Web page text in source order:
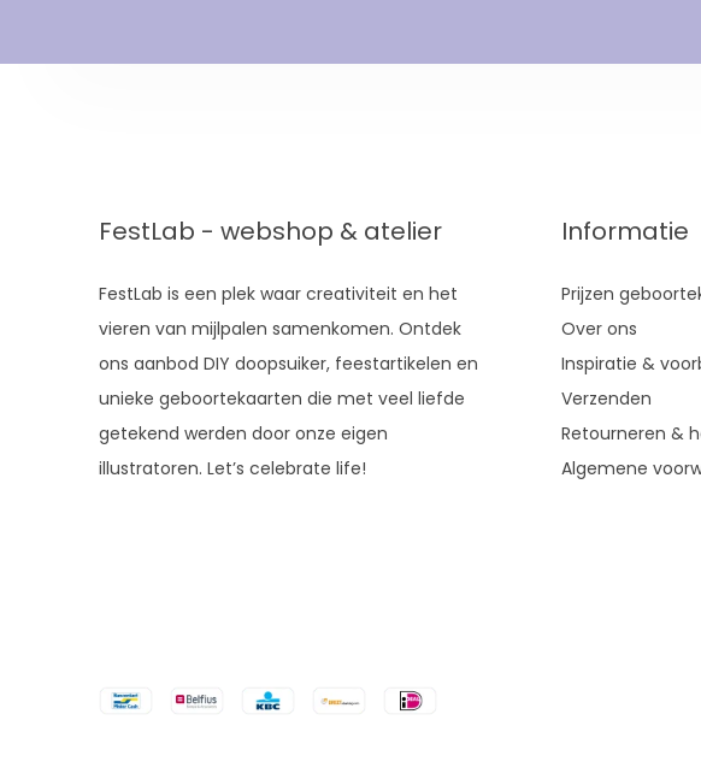
FestLab - webshop & atelier
FestLab is een plek waar creativiteit en het
vieren van mijlpalen samenkomen. Ontdek
ons aanbod DIY doopsuiker, feestartikelen en
unieke geboortekaarten die met veel liefde
getekend werden door onze eigen
illustratoren. Let’s celebrate life!
Informatie
Prijzen
Over ons
Inspiratie &
Verzenden
Retourneren &
Algemene